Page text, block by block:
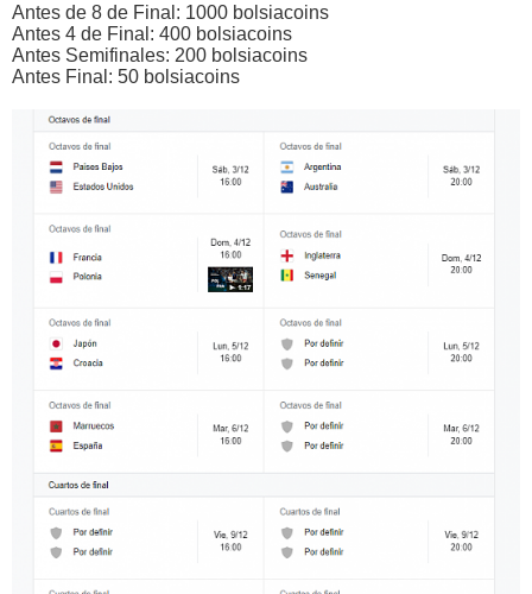
Antes de 8 de Final: 1000 bolsiacoins
Antes 4 de Final: 400 bolsiacoins
Antes Semifinales: 200 bolsiacoins
Antes Final: 50 bolsiacoins